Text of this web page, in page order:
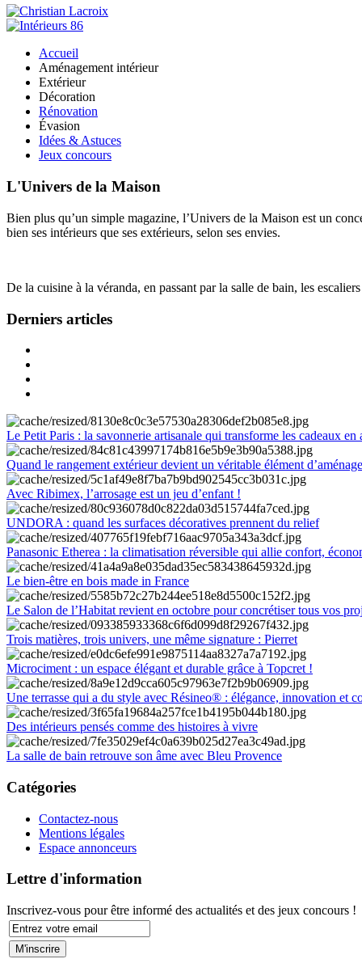
Accueil
Aménagement intérieur
Extérieur
Décoration
Rénovation
Évasion
Idées & Astuces
Jeux concours
L'Univers de la Maison
Bien plus qu’un simple magazine, l’Univers de la Maison est un
bien ses intérieurs que ses extérieurs, selon ses envies.
De la cuisine à la véranda, en passant par la salle de bain, les
Derniers articles
Le Petit Paris : la savonnerie artisanale qui transforme les cadeaux en
Quand le rangement extérieur devient un véritable élément
Avec Ribimex, l’arrosage est un jeu d’enfant !
UNDORA : quand les surfaces décoratives prennent du relief
Panasonic Etherea : la climatisation réversible qui allie confort,
Le bien-être en bois made in France
Le Salon de l’Habitat revient en octobre pour concrétiser tous vos
Trois matières, trois univers, une même signature : Pierret
Microciment : un espace élégant et durable grâce à Topcret !
Une terrasse qui a du style avec Résineo® : élégance, innovation et
Des intérieurs pensés comme des histoires à vivre
La salle de bain retrouve son âme avec Bleu Provence
Catégories
Contactez-nous
Mentions légales
Espace annonceurs
Lettre d'information
Inscrivez-vous pour être informé des actualités et des jeux concours !